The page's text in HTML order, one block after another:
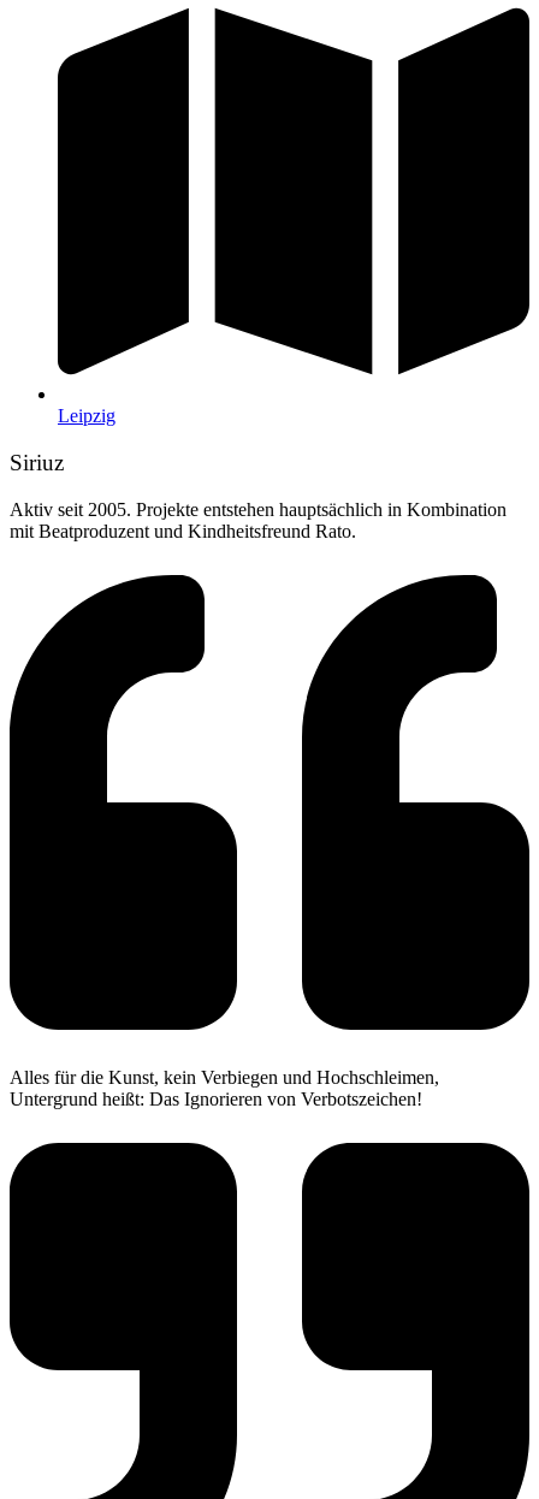
Leipzig
Siriuz
Aktiv seit 2005. Projekte entstehen hauptsächlich in Kombination
mit Beatproduzent und Kindheitsfreund Rato.
Alles für die Kunst, kein Verbiegen und Hochschleimen,
Untergrund heißt: Das Ignorieren von Verbotszeichen!